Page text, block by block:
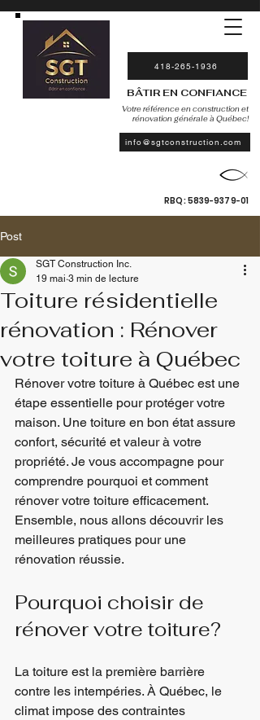
RBQ:5839-9379-01
BÂTIR EN CONFIANCE
Votre référence en construction et
rénovation générale à Québec!
418-265-1936
info@sgtconstruction.com
Post
Toiture résidentielle
rénovation : Rénover
votre toiture à Québec
SGT Construction Inc.
19 mai 3 min de lecture
Rénover votre toiture à Québec est une
étape essentielle pour protéger votre
maison. Une toiture en bon état assure
confort, sécurité et valeur à votre
propriété. Je vous accompagne pour
comprendre pourquoi et comment
rénover votre toiture efficacement.
Ensemble, nous allons découvrir les
meilleures pratiques pour une
rénovation réussie.
Pourquoi choisir de
rénover votre toiture?
La toiture est la première barrière
contre les intempéries. À Québec, le
climat impose des contraintes